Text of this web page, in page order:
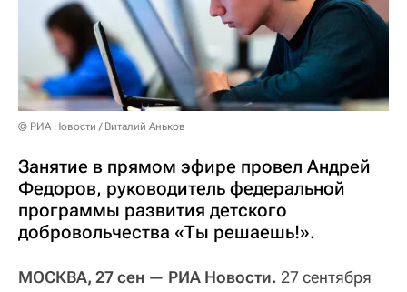
© РИА Новости / Виталий Аньков
Занятие в прямом эфире провел Андрей
Федоров, руководитель федеральной
программы развития детского
добровольчества «Ты решаешь!».
МОСКВА, 27 сен — РИА Новости. 27 сентября